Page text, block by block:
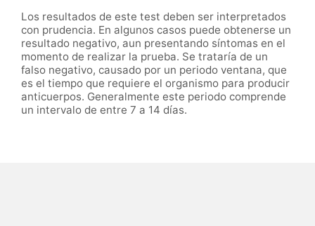
Los resultados de este test deben ser interpretados
con prudencia. En algunos casos puede obtenerse un
resultado negativo, aun presentando síntomas en el
momento de realizar la prueba. Se trataría de un
falso negativo, causado por un periodo ventana, que
es el tiempo que requiere el organismo para producir
anticuerpos. Generalmente este periodo comprende
un intervalo de entre 7 a 14 días.